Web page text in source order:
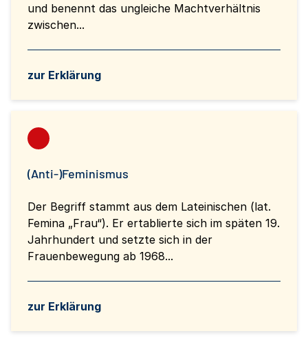
und benennt das ungleiche Machtverhältnis
zwischen...
zur Erklärung
(Anti-)Feminismus
Der Begriff stammt aus dem Lateinischen (lat.
Femina „Frau“). Er ertablierte sich im späten 19.
Jahrhundert und setzte sich in der
Frauenbewegung ab 1968...
zur Erklärung